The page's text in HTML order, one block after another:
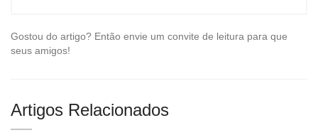
Gostou do artigo? Então envie um convite de leitura para que
seus amigos!
Artigos Relacionados